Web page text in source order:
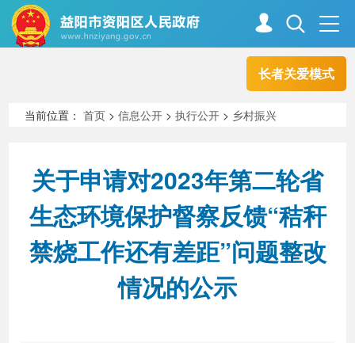
长者关爱模式
走进资阳
新闻中心 解读回应
政务服务 互动交流
当前位置：首页 >信息公开 >执行公开 > 乡村振兴
关于申请对2023年第二轮省
生态环境保护督察反馈“秸秆
禁烧工作还有差距”问题整改
情况的公示